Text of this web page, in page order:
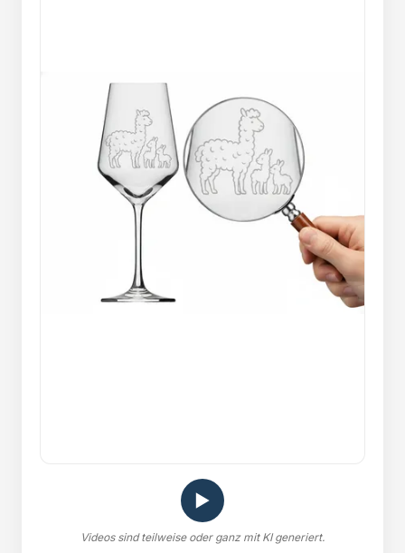
▶
Videos sind teilweise oder ganz mit KI generiert.